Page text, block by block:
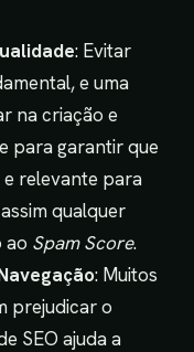
: Evitar
e uma
na criação e
para garantir que
e relevante para
qualquer
ao Spam Score.
: Muitos
prejudicar o
SEO ajuda a